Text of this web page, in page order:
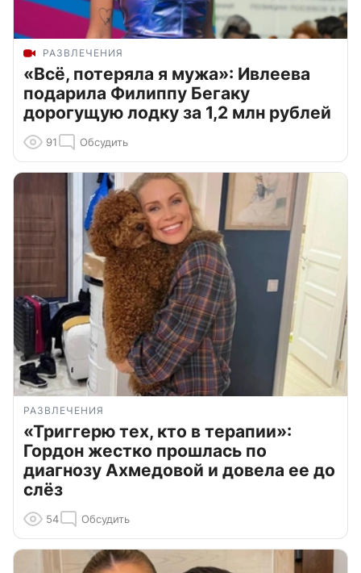
РАЗВЛЕЧЕНИЯ
«Всё, потеряла я мужа»: Ивлеева
подарила Филиппу Бегаку
дорогущую лодку за 1,2 млн рублей
91 Обсудить
РАЗВЛЕЧЕНИЯ
«Триггерю тех, кто в терапии»:
Гордон жестко прошлась по
диагнозу Ахмедовой и довела ее до
слёз
54 Обсудить